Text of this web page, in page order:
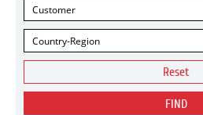
Customer
Country-Region
Reset
FIND